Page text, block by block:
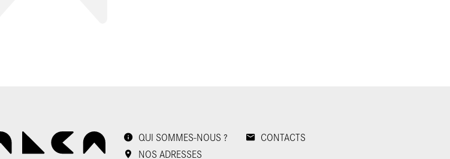
QUI SOMMES-NOUS ?
CONTACTS
NOS ADRESSES